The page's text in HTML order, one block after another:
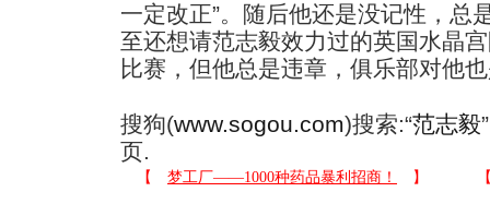
一定改正”。随后他还是没记性，总
至还想请范志毅效力过的英国水晶
比赛，但他总是违章，俱乐部对他
搜狗(www.sogou.com)搜索:“范志毅
页.